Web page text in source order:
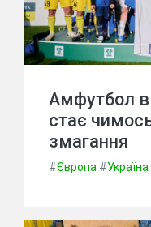
Амфутбол в
стає
змагання
#Європа #Україна